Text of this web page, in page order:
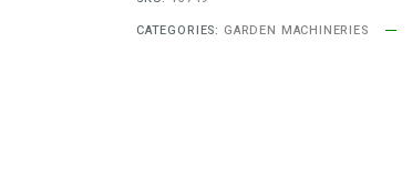
CATEGORIES: GARDEN MACHINERIES